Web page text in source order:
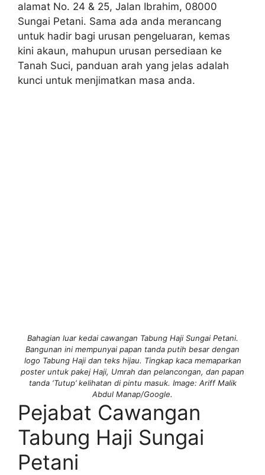
alamat No. 24 & 25, Jalan Ibrahim, 08000
Sungai Petani. Sama ada anda merancang
untuk hadir bagi urusan pengeluaran, kemas
kini akaun, mahupun urusan persediaan ke
Tanah Suci, panduan arah yang jelas adalah
kunci untuk menjimatkan masa anda.
Bahagian luar kedai cawangan Tabung Haji Sungai Petani.
Bangunan ini mempunyai papan tanda putih besar dengan
logo Tabung Haji dan teks hijau. Tingkap kaca memaparkan
poster untuk pakej Haji, Umrah dan pelancongan, dan papan
tanda ‘Tutup’ kelihatan di pintu masuk. Image: Ariff Malik
Abdul Manap/Google.
Pejabat Cawangan
Tabung Haji Sungai
Petani